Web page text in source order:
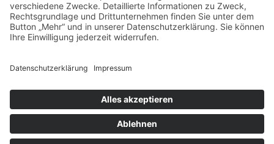
Kontakt Impressum Datenschutz
Walter Fenster + Türen
34132 Kassel
Telefon: 0561 94099-0
info@walter-fenster.de